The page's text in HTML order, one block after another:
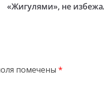
«Жигулями», не
помечены *